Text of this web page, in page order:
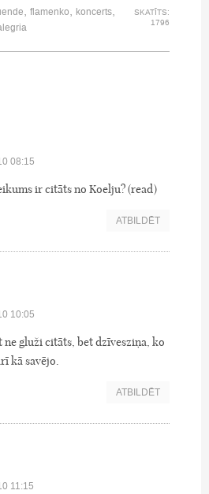
, flamenko, koncerts,
SKATĪTS:
1796
08:15
ir citāts no Koelju? (read)
ATBILDĒT
10:05
ne gluži citāts, bet dzīvesziņa, ko
kā savējo.
ATBILDĒT
11:15